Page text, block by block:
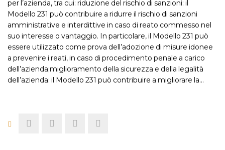
per l’azienda, tra cui: riduzione del rischio di sanzioni: il
Modello 231 può contribuire a ridurre il rischio di sanzioni
amministrative e interdittive in caso di reato commesso nel
suo interesse o vantaggio. In particolare, il Modello 231 può
essere utilizzato come prova dell’adozione di misure idonee
a prevenire i reati, in caso di procedimento penale a carico
dell’azienda;miglioramento della sicurezza e della legalità
dell’azienda: il Modello 231 può contribuire a migliorare la…